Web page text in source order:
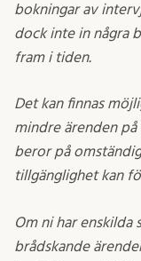
bokningar av
dock inte in några
fram i tiden.
Det kan finnas
mindre ärenden på
beror på
tillgänglighet kan
Om ni har enskilda
brådskande